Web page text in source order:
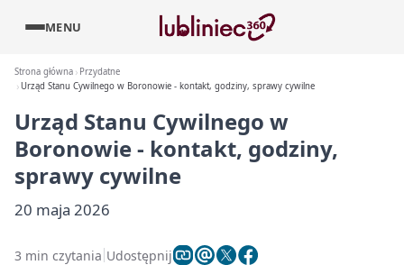
MENU
Strona główna
Przydatne
Urząd Stanu Cywilnego w Boronowie - kontakt, godziny, sprawy cywilne
Urząd Stanu Cywilnego w
Boronowie - kontakt, godziny,
sprawy cywilne
20 maja 2026
3 min czytania Udostępnij